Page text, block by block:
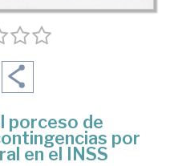
porceso de
por
en el INSS